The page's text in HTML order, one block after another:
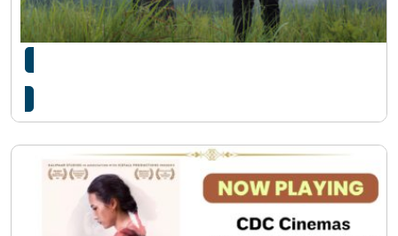
अस्करमा नेपालबाट ‘हल्कारा’ पठाइने